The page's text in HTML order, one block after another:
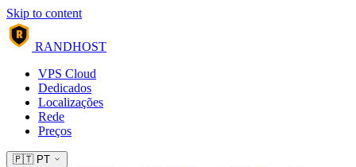
Skip to content
R
RANDHOST
VPS Cloud
Dedicados
Localizações
Rede
Preços
🇵🇹 PT